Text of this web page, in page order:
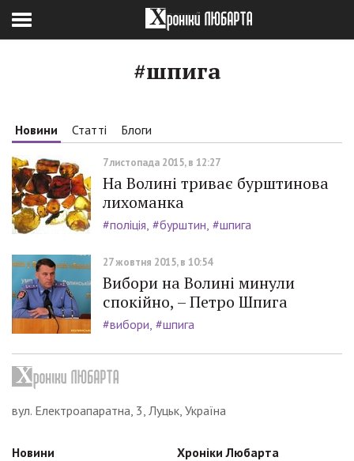
#шпига
Новини Статті Блоги
7 листопада 2015, в 12:27
На Волині триває бурштинова
лихоманка
#поліція #бурштин #шпига
27 жовтня 2015, в 10:54
Вибори на Волині минули
спокійно, – Петро Шпига
#вибори #шпига
вул. Електроапаратна, 3, Луцьк, Україна
Новини
Хроніки Любарта